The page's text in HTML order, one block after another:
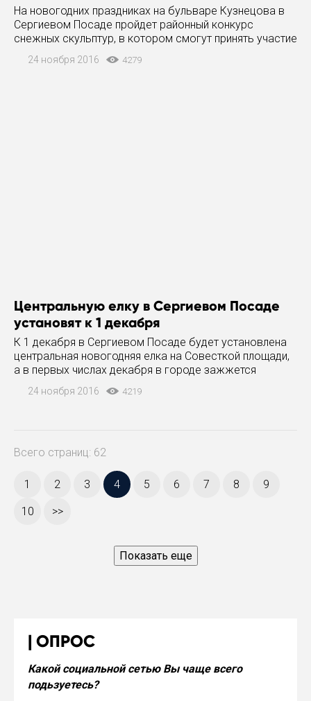
На новогодних праздниках на бульваре Кузнецова в
Сергиевом Посаде пройдет районный конкурс
снежных скульптур, в котором смогут принять участие
детских учреждений и семей. Об этом сообщает
24 ноября 2016 4279
Центральную елку в Сергиевом Посаде
установят к 1 декабря
К 1 декабря в Сергиевом Посаде будет установлена
центральная новогодняя елка на Совесткой площади,
а в первых числах декабря в городе зажжется
праздничная иллюминация. Световые фигруы уже
устанавливаются. Об этом сегодня сообщил директор
24 ноября 2016 4219
Всего страниц: 62
1 2 3 4 5 6 7 8 9
10 >>
Показать еще
ОПРОС
Какой социальной сетью Вы чаще всего
подьзуетесь?